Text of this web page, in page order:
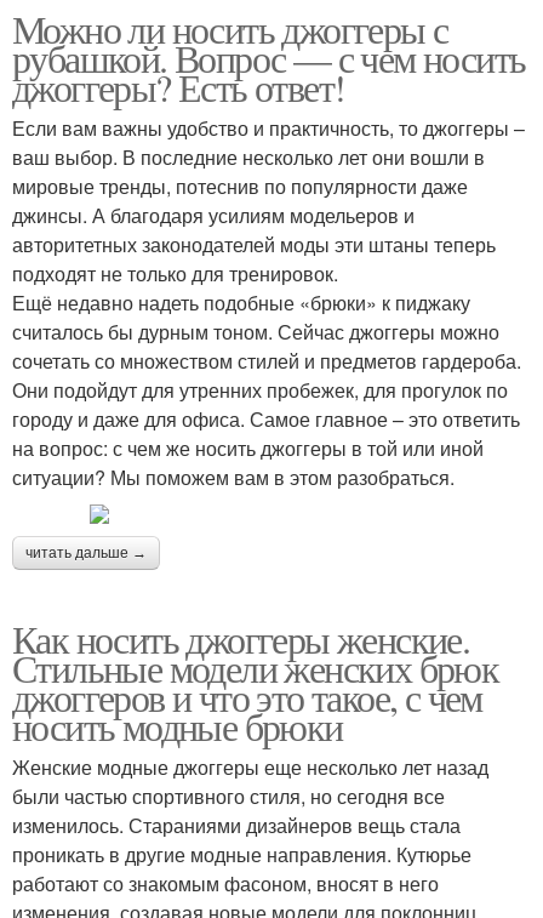
Можно ли носить джоггеры с
рубашкой. Вопрос — с чем носить
джоггеры? Есть ответ!
Если вам важны удобство и практичность, то джоггеры –
ваш выбор. В последние несколько лет они вошли в
мировые тренды, потеснив по популярности даже
джинсы. А благодаря усилиям модельеров и
авторитетных законодателей моды эти штаны теперь
подходят не только для тренировок.
Ещё недавно надеть подобные «брюки» к пиджаку
считалось бы дурным тоном. Сейчас джоггеры можно
сочетать со множеством стилей и предметов гардероба.
Они подойдут для утренних пробежек, для прогулок по
городу и даже для офиса. Самое главное – это ответить
на вопрос: с чем же носить джоггеры в той или иной
ситуации? Мы поможем вам в этом разобраться.
читать дальше →
Как носить джоггеры женские.
Стильные модели женских брюк
джоггеров и что это такое, с чем
носить модные брюки
Женские модные джоггеры еще несколько лет назад
были частью спортивного стиля, но сегодня все
изменилось. Стараниями дизайнеров вещь стала
проникать в другие модные направления. Кутюрье
работают со знакомым фасоном, вносят в него